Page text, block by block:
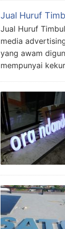
Jual Huruf
Jual Huruf
media
yang awam
mempunyai